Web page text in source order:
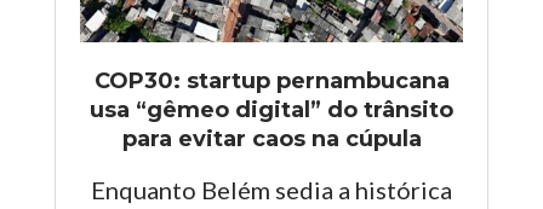
COP30: startup pernambucana
usa “gêmeo digital” do trânsito
para evitar caos na cúpula
Enquanto Belém sedia a histórica